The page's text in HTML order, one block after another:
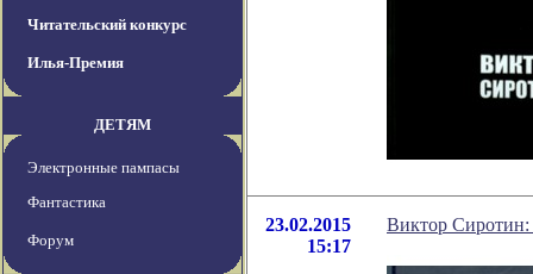
Читательский конкурс
Илья-Премия
ДЕТЯМ
Электронные пампасы
Фантастика
Форум
23.02.2015
15:17
Виктор Сиротин: